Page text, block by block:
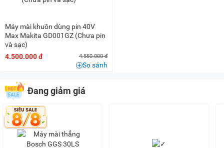
Máy mài khuôn dùng pin 40V
Max Makita GD001GZ (Chưa pin
và sạc)
4.500.000 đ
4.550.000 đ
So sánh
Đang giảm giá